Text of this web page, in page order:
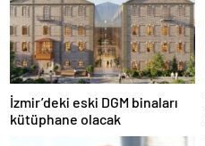
İzmir’deki eski DGM binaları
kütüphane olacak